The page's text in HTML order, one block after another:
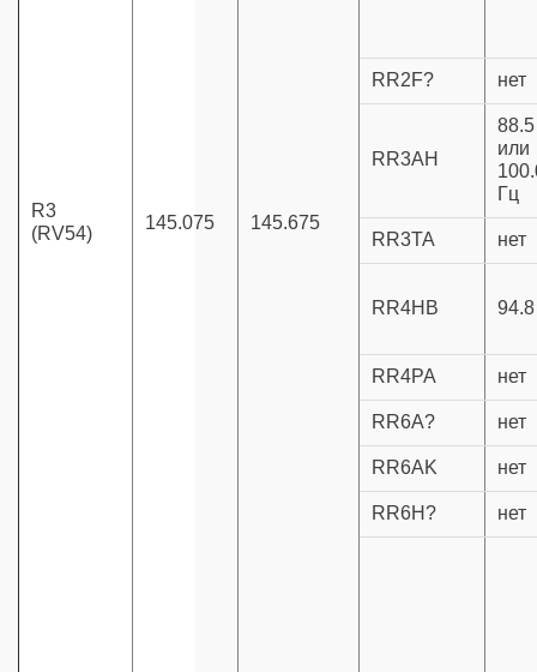
R3
(RV54)
145.075 145.675
RR2F? нет
RR3AH
или
Гц
RR3TA нет
RR4HB
RR4PA нет
RR6A? нет
RR6AK нет
RR6H? нет